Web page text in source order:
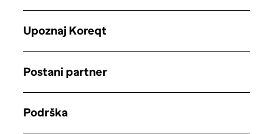
Upoznaj Koreqt
Postani partner
Podrška